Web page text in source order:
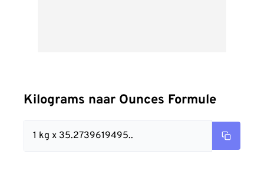
Kilograms naar Ounces Formule
1 kg x 35.2739619495..